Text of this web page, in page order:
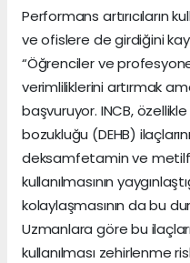
Performans artırıcıların
ve ofislere de girdiğini
“Öğrenciler ve
verimliliklerini artırmak
başvuruyor. INCB,
bozukluğu (DEHB)
deksamfetamin ve
kullanılmasının
kolaylaşmasının da bu
Uzmanlara göre bu
kullanılması zehirlenme